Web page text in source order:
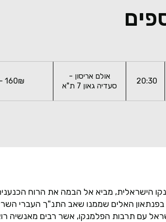
20:30
אולם אריסון -
סעדיה גאון 7 ת"א
160₪
הישראלית, מביא אל הבמה את הרוח
בפנתאון האלים שממנו שאב התנ"ך העברי
עם תרבות הפלמנקו, אשר רבים מאנשיה